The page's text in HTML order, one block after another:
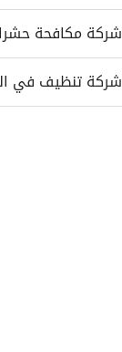
شركة مكافحة حشرات
شركة تنظيف في البرشاء